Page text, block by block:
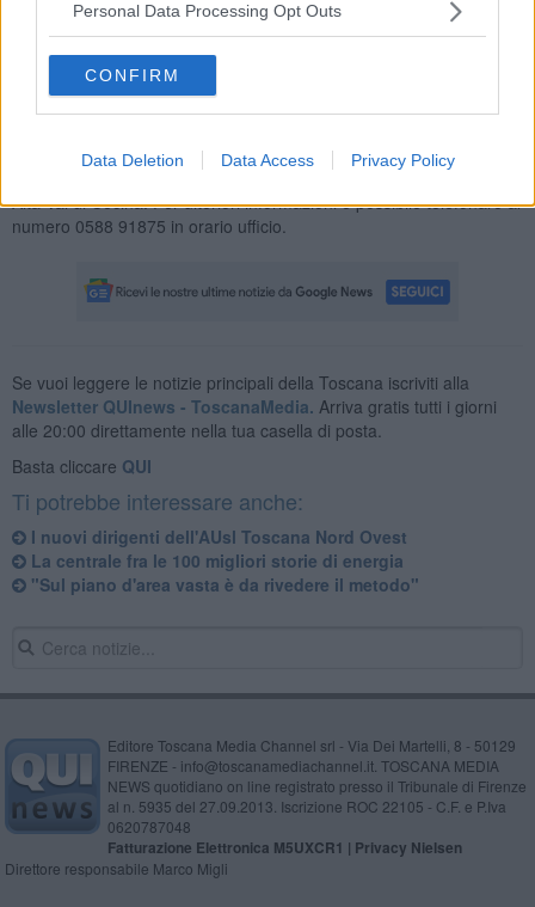
Personal Data Processing Opt Outs
CONFIRM
Data Deletion Data Access Privacy Policy
inviata con raccomandata con ricevutaal Direttore Società
della Salute Alta Val di Cecina, Borgo San Lazzero n. 5, 56048
Volterra (PI)
inviata tramite PECal seguente indirizzo di posta elettronica
Per la documentazione consultare il sito della Società della salute
Alta Val di Cecina. Per ulteriori informazioni è possibile telefonare al
numero 0588 91875 in orario ufficio.
Se vuoi leggere le notizie principali della Toscana iscriviti alla
Newsletter QUInews - ToscanaMedia. Arriva gratis tutti i giorni
alle 20:00 direttamente nella tua casella di posta.
Basta cliccare QUI
Ti potrebbe interessare anche:
I nuovi dirigenti dell'AUsl Toscana Nord Ovest
La centrale fra le 100 migliori storie di energia
"Sul piano d'area vasta è da rivedere il metodo"
Editore Toscana Media Channel srl - Via Dei Martelli, 8 - 50129
FIRENZE - info@toscanamediachannel.it. TOSCANA MEDIA
NEWS quotidiano on line registrato presso il Tribunale di Firenze
al n. 5935 del 27.09.2013. Iscrizione ROC 22105 - C.F. e P.Iva
0620787048
Fatturazione Elettronica M5UXCR1 | Privacy Nielsen
Direttore responsabile Marco Migli